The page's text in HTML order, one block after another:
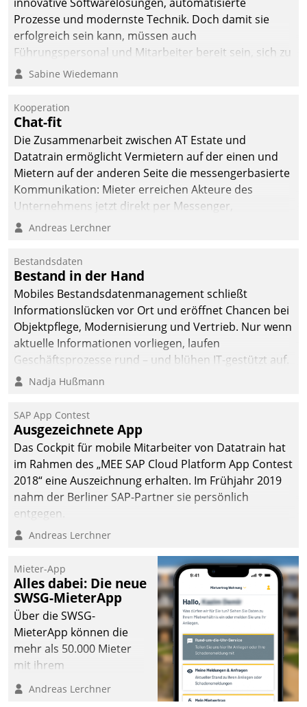
man auf
Cloudtechnologie,
bewährte und Startup-
agile Projektmethoden.
Prozesse und modernste Technik. Doch damit sie
erfolgreich sein kann, müssen auch
Führungspersonal und Mitarbeiter bereit sein, sich zu
verändern und anzupassen, sonst werden sie an ihr
Sabine Wiedemann
Kooperation
Chat-fit
Die Zusammenarbeit zwischen AT Estate und
Datatrain ermöglicht Vermietern auf der einen und
Mietern auf der anderen Seite die messengerbasierte
Kommunikation: Mieter erreichen Akteure des
Unternehmens jetzt direkt per Messenger,
Mitarbeiter oder Dienstleister empfangen oder
Andreas Lerchner
Bestandsdaten
Bestand in der Hand
Mobiles Bestandsdatenmanagement schließt
Informationslücken vor Ort und eröffnet Chancen bei
Objektpflege, Modernisierung und Vertrieb. Nur wenn
aktuelle Informationen vorliegen, laufen
Geschäftsprozesse rund – und blühen IT-gestützt auf.
Nadja Hußmann
SAP App Contest
Ausgezeichnete App
Das Cockpit für mobile Mitarbeiter von Datatrain hat
im Rahmen des „MEE SAP Cloud Platform App Contest
2018“ eine Auszeichnung erhalten. Im Frühjahr 2019
nahm der Berliner SAP-Partner sie persönlich
entgegen.
Andreas Lerchner
Mieter-App
Alles dabei: Die neue
SWSG-MieterApp
Über die SWSG-
MieterApp können die
mehr als 50.000 Mieter
mit ihrem
Wohnungsunternehmen
kommunizieren, auf dem
Andreas Lerchner